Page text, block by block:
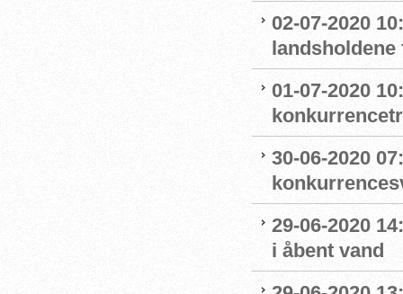
02-07-2020
01-07-2020
30-06-2020
29-06-2020
i åbent vand